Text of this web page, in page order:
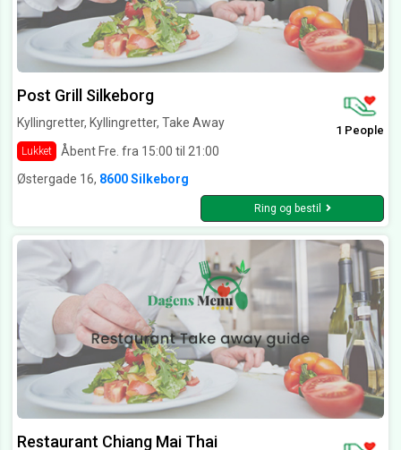
Post Grill Silkeborg
Kyllingretter, Kyllingretter, Take Away
Lukket Åbent Fre. fra 15:00 til 21:00
1 People
Østergade 16, 8600 Silkeborg
Ring og bestil
Restaurant Chiang Mai Thai